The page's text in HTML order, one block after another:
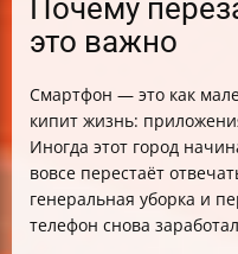
Почему
это важно
Смартфон — это как
кипит жизнь:
Иногда этот город
вовсе перестаёт
генеральная уборка и
телефон снова